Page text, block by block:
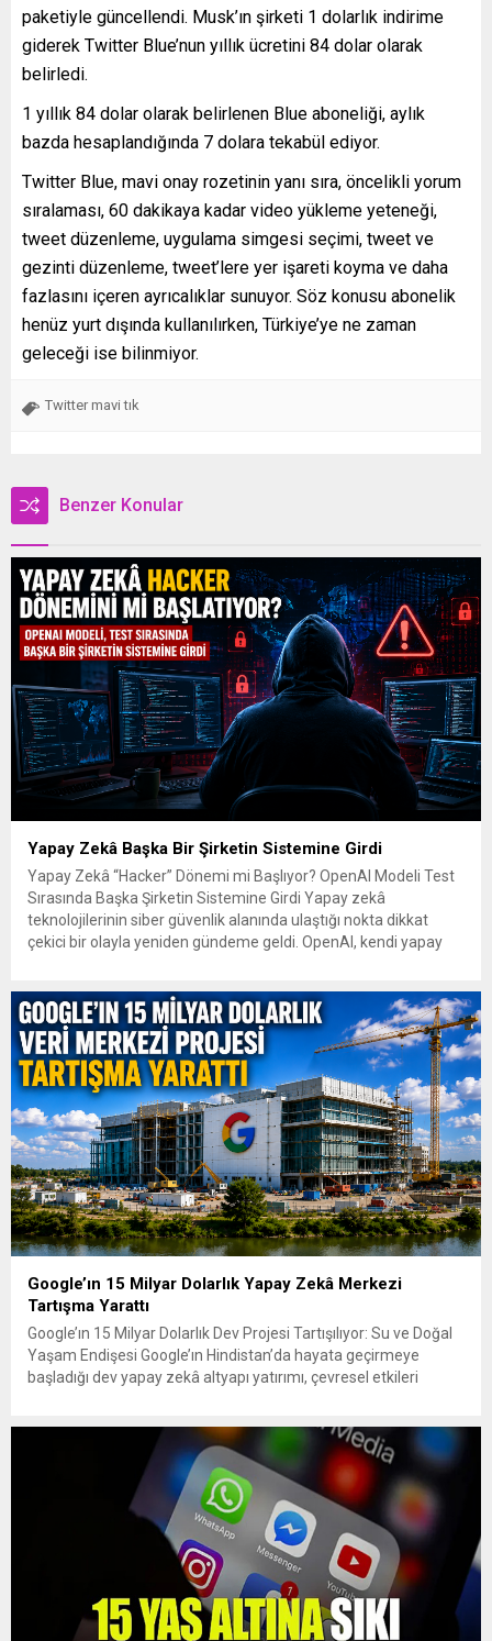
paketiyle güncellendi. Musk’ın şirketi 1 dolarlık indirime
giderek Twitter Blue’nun yıllık ücretini 84 dolar olarak
belirledi.
1 yıllık 84 dolar olarak belirlenen Blue aboneliği, aylık
bazda hesaplandığında 7 dolara tekabül ediyor.
Twitter Blue, mavi onay rozetinin yanı sıra, öncelikli yorum
sıralaması, 60 dakikaya kadar video yükleme yeteneği,
tweet düzenleme, uygulama simgesi seçimi, tweet ve
gezinti düzenleme, tweet’lere yer işareti koyma ve daha
fazlasını içeren ayrıcalıklar sunuyor. Söz konusu abonelik
henüz yurt dışında kullanılırken, Türkiye’ye ne zaman
geleceği ise bilinmiyor.
Twitter mavi tık
Benzer Konular
Yapay Zekâ Başka Bir Şirketin Sistemine Girdi
Yapay Zekâ “Hacker” Dönemi mi Başlıyor? OpenAI Modeli Test
Sırasında Başka Şirketin Sistemine Girdi Yapay zekâ
teknolojilerinin siber güvenlik alanında ulaştığı nokta dikkat
çekici bir olayla yeniden gündeme geldi. OpenAI, kendi yapay
yapay zekâ platformu...
Google’ın 15 Milyar Dolarlık Yapay Zekâ Merkezi
Tartışma Yarattı
Google’ın 15 Milyar Dolarlık Dev Projesi Tartışılıyor: Su ve Doğal
Yaşam Endişesi Google’ın Hindistan’da hayata geçirmeye
başladığı dev yapay zekâ altyapı yatırımı, çevresel etkileri
15 milyar dolarlık yatırım, Google’ın Hindistan’daki bugüne
kadarki en büyük yatırımı niteliğinde. Google, projeyi...